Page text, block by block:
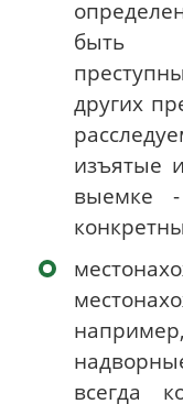
быть
других
изъятые
выемке -
всегда